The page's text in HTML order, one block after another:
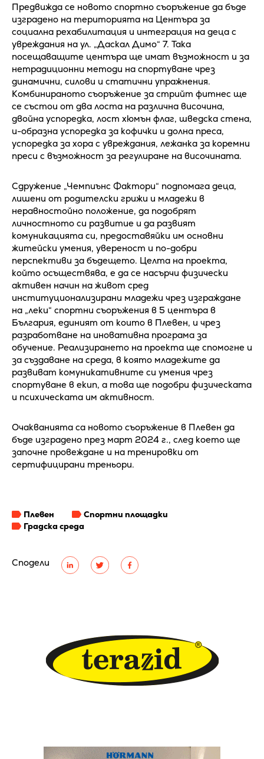
Сподели
Предвижда се новото спортно съоръжение да бъде
изградено на територията на Центъра за
социална рехабилитация и интеграция на деца с
увреждания на ул. „Даскал Димо“ 7. Така
посещаващите центъра ще имат възможност и за
нетрадиционни методи на спортуване чрез
динамични, силови и статични упражнения.
Комбинираното съоръжение за стрийт фитнес ще
се състои от два лоста на различна височина,
двойна успоредка, лост хюмън флаг, шведска стена,
u-образна успоредка за кофички и долна преса,
успоредка за хора с увреждания, лежанка за коремни
преси с възможност за регулиране на височината.
Сдружение „Чемпиънс Фактори“ подпомага деца,
лишени от родителски грижи и младежи в
неравностойно положение, да подобрят
личностното си развитие и да развият
комуникацията си, предоставяйки им основни
житейски умения, увереност и по-добри
перспективи за бъдещето. Целта на проекта,
който осъществява, е да се насърчи физически
активен начин на живот сред
институционализирани младежи чрез изграждане
на „леки“ спортни съоръжения в 5 центъра в
България, единият от които в Плевен, и чрез
разработване на иновативна програма за
обучение. Реализирането на проекта ще спомогне и
за създаване на среда, в която младежите да
развиват комуникативните си умения чрез
спортуване в екип, а това ще подобри физическата
и психическата им активност.
Очакванията са новото съоръжение в Плевен да
бъде изградено през март 2024 г., след което ще
започне провеждане и на тренировки от
сертифицирани треньори.
Плевен
Спортни площадки
Градска среда